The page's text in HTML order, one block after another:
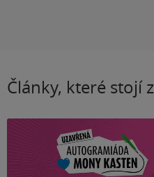
Články, které stojí